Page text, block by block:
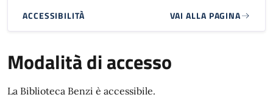
ACCESSIBILITÀ VAI ALLA PAGINA
Modalità di accesso
La Biblioteca Benzi è accessibile.